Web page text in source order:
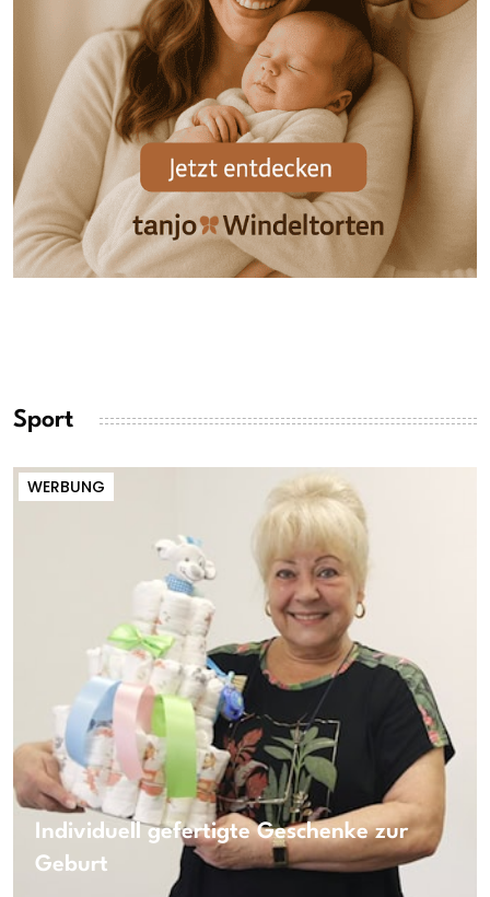
Sport
WERBUNG
Individuell gefertigte Geschenke zur
Geburt